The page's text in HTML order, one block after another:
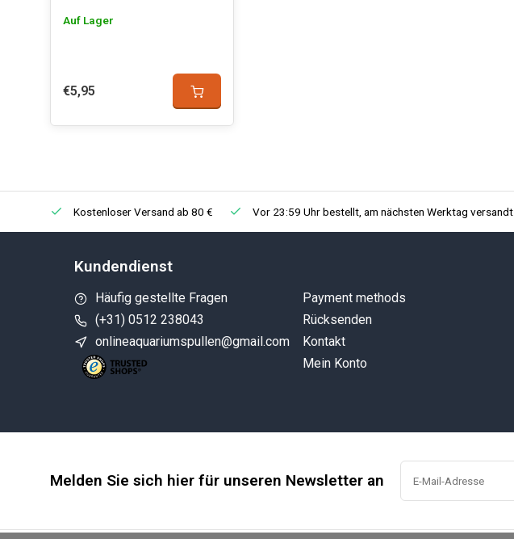
Auf Lager
€5,95
Kostenloser Versand ab 80 € Vor 23:59 Uhr bestellt, am nächsten Werktag versandt
Kundendienst
Häufig gestellte Fragen
(+31) 0512 238043
onlineaquariumspullen@gmail.com
Payment methods
Rücksenden
Kontakt
Mein Konto
Melden Sie sich hier für unseren Newsletter an